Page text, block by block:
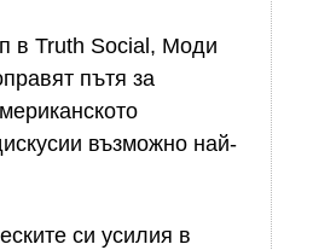
в Truth Social, Моди
пътя за
възможно най-
си усилия в